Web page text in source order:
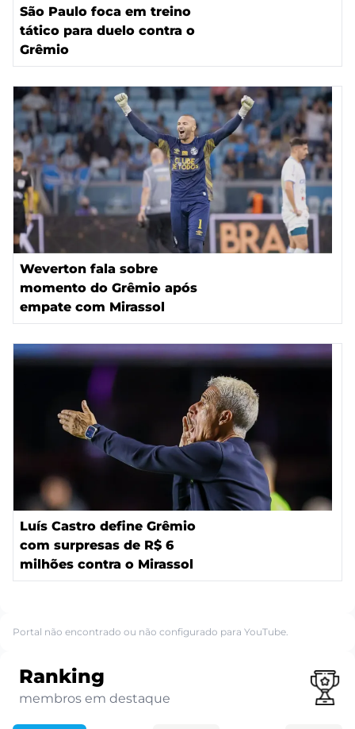
São Paulo foca em treino
tático para duelo contra o
Grêmio
Weverton fala sobre
momento do Grêmio após
empate com Mirassol
Luís Castro define Grêmio
com surpresas de R$ 6
milhões contra o Mirassol
Portal não encontrado ou não configurado para YouTube.
Ranking
membros em destaque